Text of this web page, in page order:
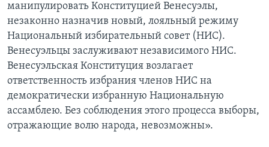
манипулировать Конституцией Венесуэлы,
незаконно назначив новый, лояльный режиму
Национальный избирательный совет (НИС).
Венесуэльцы заслуживают независимого НИС.
Венесуэльская Конституция возлагает
ответственность избрания членов НИС на
демократически избранную Национальную
ассамблею. Без соблюдения этого процесса выборы,
отражающие волю народа, невозможны».